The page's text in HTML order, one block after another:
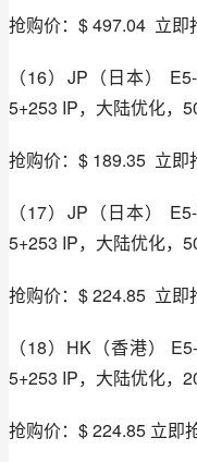
抢购价：$ 497.04  立即
（16）JP（日本）
5+253 IP，大陆优化，
抢购价：$ 189.35  立即
（17）JP（日本）
5+253 IP，大陆优化，
抢购价：$ 224.85  立即
（18）HK（香港）
5+253 IP，大陆优化，
抢购价：$ 224.85 立即